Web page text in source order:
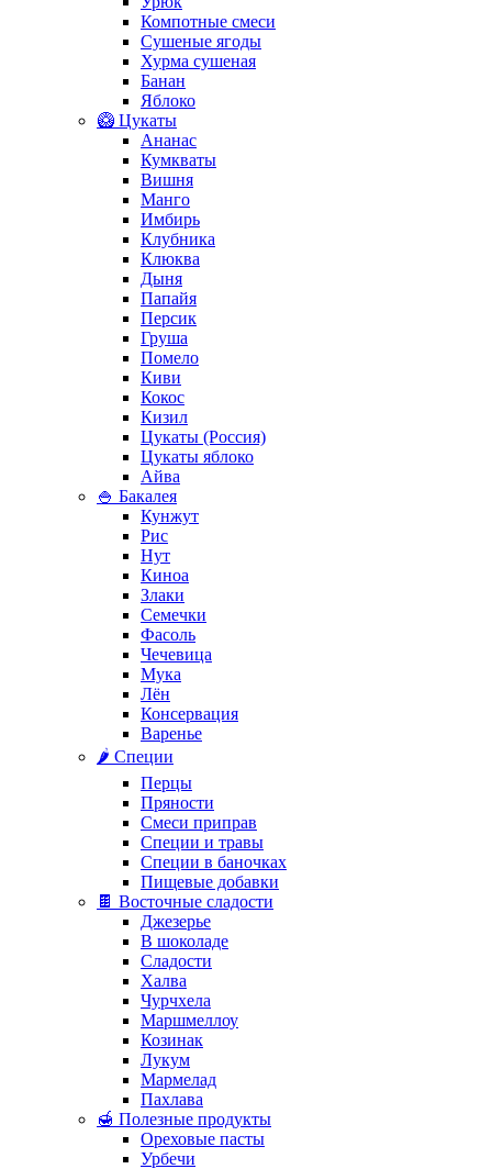
Компотные смеси
Сушеные ягоды
Хурма сушеная
Банан
Яблоко
🥝 Цукаты
Ананас
Кумкваты
Вишня
Манго
Имбирь
Клубника
Клюква
Дыня
Папайя
Персик
Груша
Помело
Киви
Кокос
Кизил
Цукаты (Россия)
Цукаты яблоко
Айва
🍚 Бакалея
Кунжут
Рис
Нут
Киноа
Злаки
Семечки
Фасоль
Чечевица
Мука
Лён
Консервация
Варенье
🌶️ Специи
Перцы
Пряности
Смеси приправ
Специи и травы
Специи в баночках
Пищевые добавки
🍫 Восточные сладости
Джезерье
В шоколаде
Сладости
Халва
Чурчхела
Маршмеллоу
Козинак
Лукум
Мармелад
Пахлава
🍯 Полезные продукты
Ореховые пасты
Урбечи